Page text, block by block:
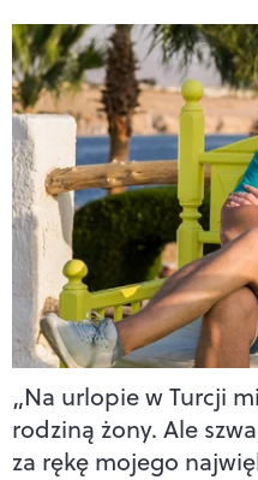
„Na urlopie w Turcji
rodziną żony. Ale
za rękę mojego